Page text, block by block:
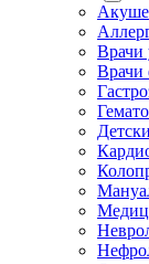
Врачи
Врачи